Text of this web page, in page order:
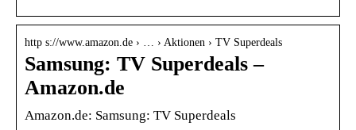
http s://www.amazon.de › … › Aktionen › TV Superdeals
Samsung: TV Superdeals –
Amazon.de
Amazon.de: Samsung: TV Superdeals